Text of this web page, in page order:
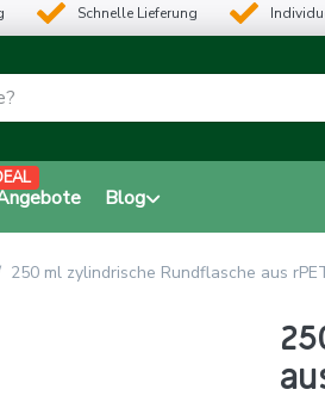
Schnelle Lieferung
Blog
250 ml zylindrische Rundflasche aus